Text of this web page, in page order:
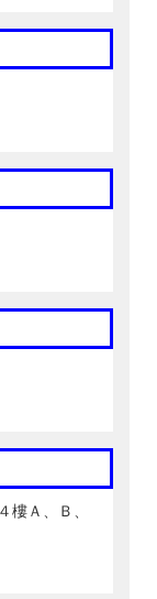
樓Ａ、Ｂ、